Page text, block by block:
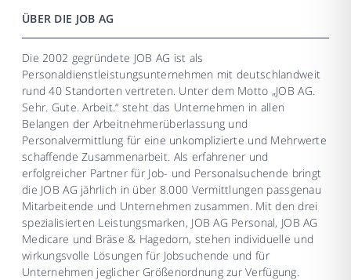
ÜBER DIE JOB AG
Die 2002 gegründete JOB AG ist als
Personaldienstleistungsunternehmen mit deutschlandweit
rund 40 Standorten vertreten. Unter dem Motto „JOB AG.
Sehr. Gute. Arbeit.“ steht das Unternehmen in allen
Belangen der Arbeitnehmerüberlassung und
Personalvermittlung für eine unkomplizierte und Mehrwerte
schaffende Zusammenarbeit. Als erfahrener und
erfolgreicher Partner für Job- und Personalsuchende bringt
die JOB AG jährlich in über 8.000 Vermittlungen passgenau
Mitarbeitende und Unternehmen zusammen. Mit den drei
spezialisierten Leistungsmarken, JOB AG Personal, JOB AG
Medicare und Bräse & Hagedorn, stehen individuelle und
wirkungsvolle Lösungen für Jobsuchende und für
Unternehmen jeglicher Größenordnung zur Verfügung.